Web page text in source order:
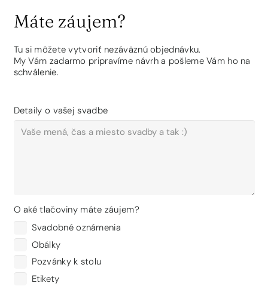
Máte záujem?
Tu si môžete vytvoriť nezáväznú objednávku.
My Vám zadarmo pripravíme návrh a pošleme Vám ho na
schválenie.
Detaily o vašej svadbe
O aké tlačoviny máte záujem?
Svadobné oznámenia
Obálky
Pozvánky k stolu
Etikety